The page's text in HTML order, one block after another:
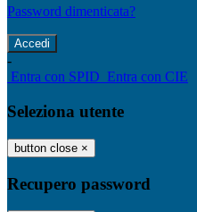
Password dimenticata?
-
Entra con SPID Entra con CIE
Seleziona utente
button close ×
Recupero password